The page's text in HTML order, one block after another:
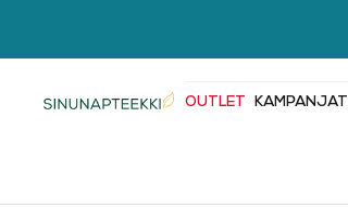
Sinunapteekki.fi OUTLET KAMPANJAT